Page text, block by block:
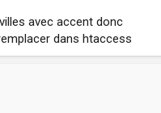
avec accent donc
dans htaccess